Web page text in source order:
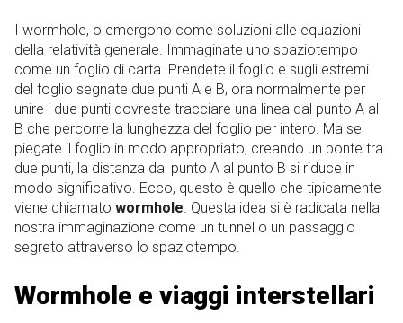
I wormhole, o emergono come soluzioni alle equazioni
della relatività generale. Immaginate uno spaziotempo
come un foglio di carta. Prendete il foglio e sugli estremi
del foglio segnate due punti A e B, ora normalmente per
unire i due punti dovreste tracciare una linea dal punto A al
B che percorre la lunghezza del foglio per intero. Ma se
piegate il foglio in modo appropriato, creando un ponte tra
due punti, la distanza dal punto A al punto B si riduce in
modo significativo. Ecco, questo è quello che tipicamente
viene chiamato wormhole . Questa idea si è radicata nella
nostra immaginazione come un tunnel o un passaggio
segreto attraverso lo spaziotempo.
Wormhole e viaggi interstellari